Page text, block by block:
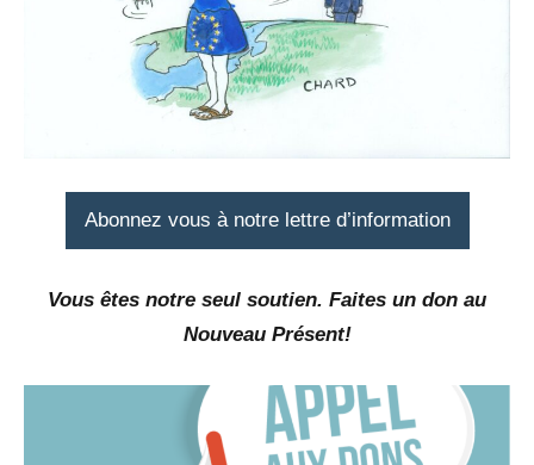
Abonnez vous à notre lettre d’information
Vous êtes notre seul soutien. Faites un don au
Nouveau Présent!